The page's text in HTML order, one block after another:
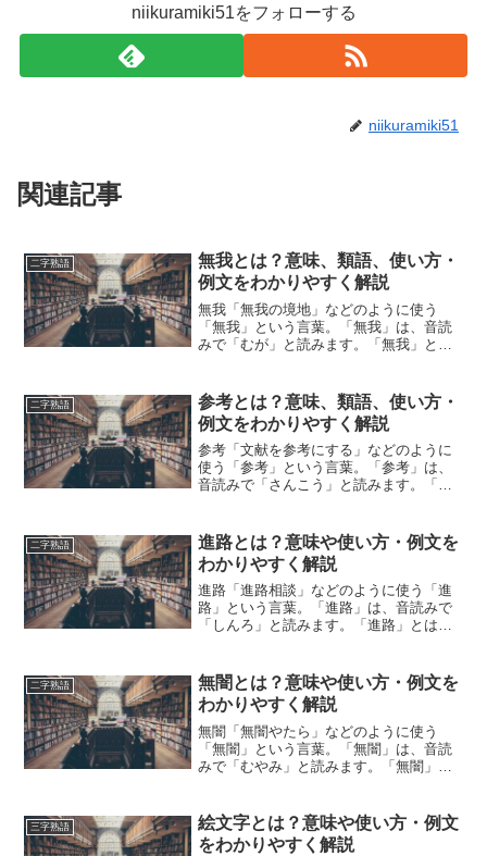
niikuramiki51をフォローする
niikuramiki51
関連記事
二字熟語
無我とは？意味、類語、使い方・
例文をわかりやすく解説
無我「無我の境地」などのように使う
「無我」という言葉。「無我」は、音読
みで「むが」と読みます。「無我」と
類語について、小説などの用例を紹介し
ながら、わかりやすく解説して...
二字熟語
参考とは？意味、類語、使い方・
例文をわかりやすく解説
参考「文献を参考にする」などのように
使う「参考」という言葉。「参考」は、
音読みで「さんこう」と読みます。「参
い方や類語について、小説などの用例を
紹介しながら、わかりやす...
二字熟語
進路とは？意味や使い方・例文を
わかりやすく解説
進路「進路相談」などのように使う「進
路」という言葉。「進路」は、音読みで
「しんろ」と読みます。「進路」とは、
て、小説などの用例を紹介して、わかり
やすく解説していきます。...
二字熟語
無闇とは？意味や使い方・例文を
わかりやすく解説
無闇「無闇やたら」などのように使う
「無闇」という言葉。「無闇」は、音読
みで「むやみ」と読みます。「無闇」と
ついて、小説などの用例を紹介して、わ
かりやすく解説していきます...
三字熟語
絵文字とは？意味や使い方・例文
をわかりやすく解説